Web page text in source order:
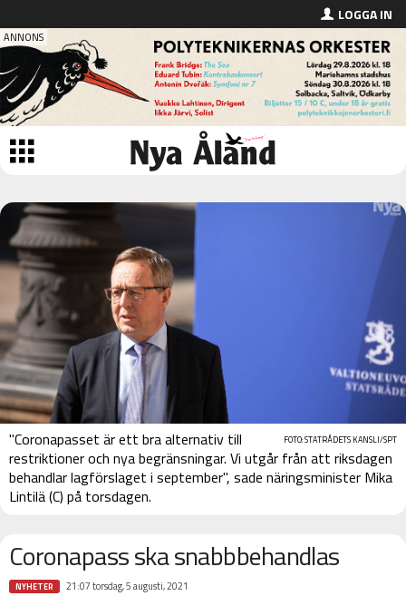
LOGGA IN
FOTO: STATRÅDETS KANSLI/SPT
"Coronapasset är ett bra alternativ till
restriktioner och nya begränsningar. Vi utgår från att riksdagen
behandlar lagförslaget i september", sade näringsminister Mika
Lintilä (C) på torsdagen.
Coronapass ska snabbbehandlas
NYHETER 21:07 torsdag, 5 augusti, 2021